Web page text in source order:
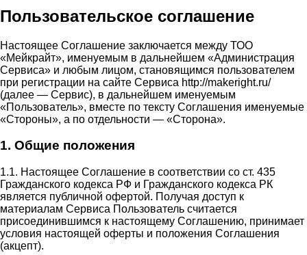
Пользовательское соглашение
Настоящее Соглашение заключается между ТОО
«Мейкрайт», именуемым в дальнейшем «Администрация
Сервиса» и любым лицом, становящимся пользователем
при регистрации на сайте Сервиса http://makeright.ru/
(далее — Сервис), в дальнейшем именуемым
«Пользователь», вместе по тексту Соглашения именуемые
«Стороны», а по отдельности — «Сторона».
1. Общие положения
1.1. Настоящее Соглашение в соответствии со ст. 435
Гражданского кодекса РФ и Гражданского кодекса РК
является публичной офертой. Получая доступ к
материалам Сервиса Пользователь считается
присоединившимся к настоящему Соглашению, принимает
условия настоящей оферты и положения Соглашения
(акцепт).